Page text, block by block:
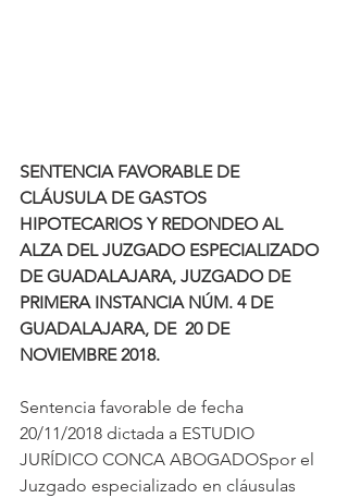
SENTENCIA FAVORABLE DE
CLÁUSULA DE GASTOS
HIPOTECARIOS Y REDONDEO AL
ALZA DEL JUZGADO ESPECIALIZADO
DE GUADALAJARA, JUZGADO DE
PRIMERA INSTANCIA NÚM. 4 DE
GUADALAJARA, DE  20 DE
NOVIEMBRE 2018.
Sentencia favorable de fecha
20/11/2018 dictada a ESTUDIO
JURÍDICO CONCA ABOGADOSpor el
Juzgado especializado en cláusulas